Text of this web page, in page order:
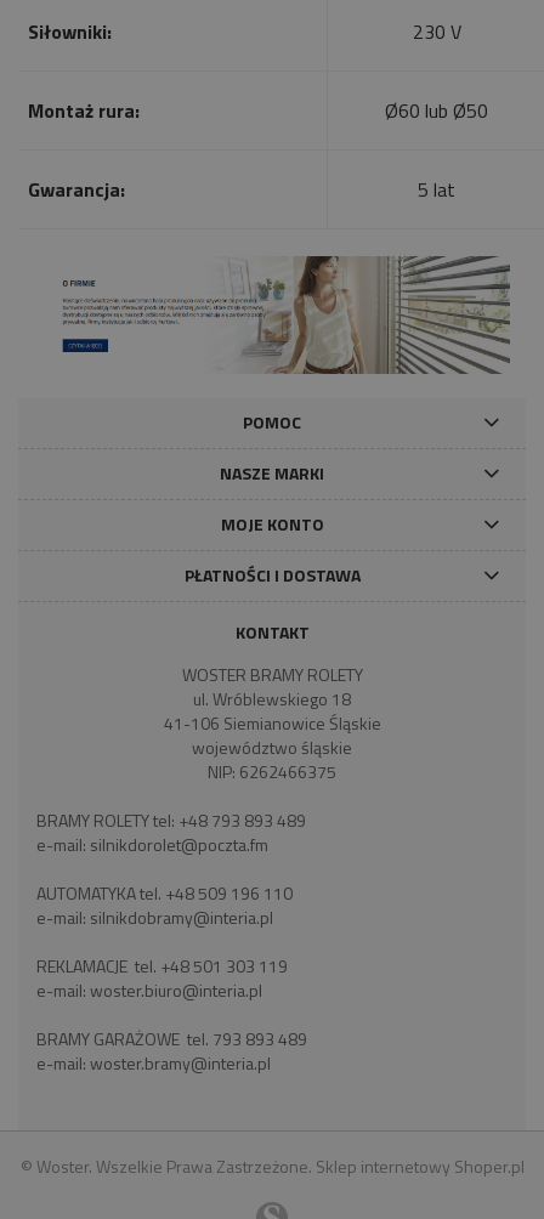
Siłowniki: 230 V
Montaż rura: Ø60 lub Ø50
Gwarancja: 5 lat
POMOC
NASZE MARKI
MOJE KONTO
PŁATNOŚCI I DOSTAWA
KONTAKT
WOSTER BRAMY ROLETY
ul. Wróblewskiego 18
41-106 Siemianowice Śląskie
województwo śląskie
NIP: 6262466375
BRAMY ROLETY tel: +48 793 893 489
e-mail: silnikdorolet@poczta.fm
AUTOMATYKA tel. +48 509 196 110
e-mail: silnikdobramy@interia.pl
REKLAMACJE tel. +48 501 303 119
e-mail:woster.biuro@interia.pl
BRAMY GARAŻOWE tel. 793 893 489
e-mail:woster.bramy@interia.pl
© Woster. Wszelkie Prawa Zastrzeżone. Sklep internetowy Shoper.pl